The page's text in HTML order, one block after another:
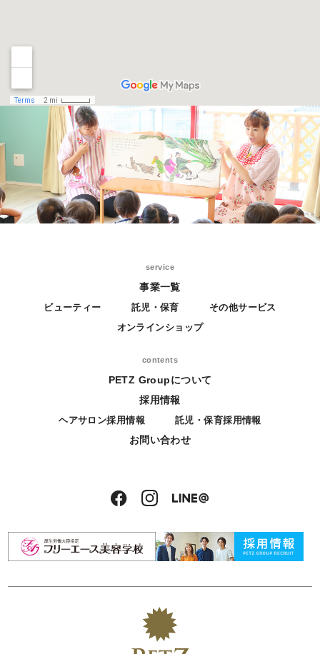
service
事業一覧
ビューティー 託児・保育
その他サービス
オンラインショップ
contents
PETZ Groupについて
採用情報
ヘアサロン採用情報 託児・保育採用情報
お問い合わせ